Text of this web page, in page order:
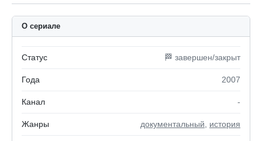
О сериале
Статус 🏁 завершен/закрыт
Года 2007
Канал -
Жанры документальный история